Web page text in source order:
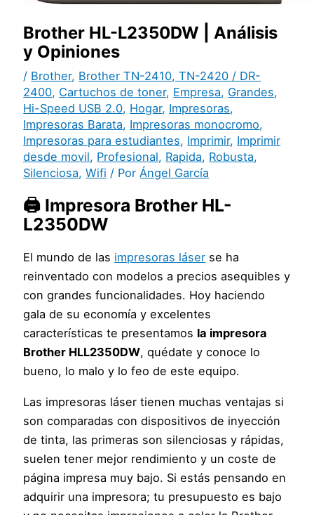
Brother HL-L2350DW | Análisis
y Opiniones
/ Brother, Brother TN-2410, TN-2420 / DR-
2400, Cartuchos de toner, Empresa, Grandes,
Hi-Speed USB 2.0, Hogar, Impresoras,
Impresoras Barata, Impresoras monocromo,
Impresoras para estudiantes, Imprimir, Imprimir
desde movil, Profesional, Rapida, Robusta,
Silenciosa,Wifi / PorÁngel García
🖨️ Impresora Brother HL-
L2350DW
El mundo de las impresoras láser se ha
reinventado con modelos a precios asequibles y
con grandes funcionalidades. Hoy haciendo
gala de su economía y excelentes
características te presentamos la impresora
Brother HLL2350DW, quédate y conoce lo
bueno, lo malo y lo feo de este equipo.
Las impresoras láser tienen muchas ventajas si
son comparadas con dispositivos de inyección
de tinta, las primeras son silenciosas y rápidas,
suelen tener mejor rendimiento y un coste de
página impresa muy bajo. Si estás pensando en
adquirir una impresora; tu presupuesto es bajo